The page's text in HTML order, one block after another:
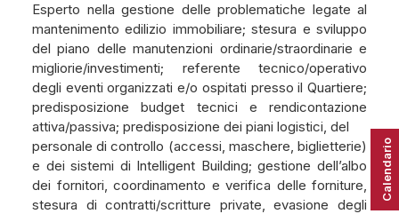
Esperto nella gestione delle problematiche legate al
mantenimento edilizio immobiliare; stesura e sviluppo
del piano delle manutenzioni ordinarie/straordinarie e
migliorie/investimenti; referente tecnico/operativo
degli eventi organizzati e/o ospitati presso il Quartiere;
predisposizione budget tecnici e rendicontazione
attiva/passiva; predisposizione dei piani logistici, del
personale di controllo (accessi, maschere, biglietterie)
e dei sistemi di Intelligent Building; gestione dell’albo
dei fornitori, coordinamento e verifica delle forniture,
stesura di contratti/scritture private, evasione degli
Calendario